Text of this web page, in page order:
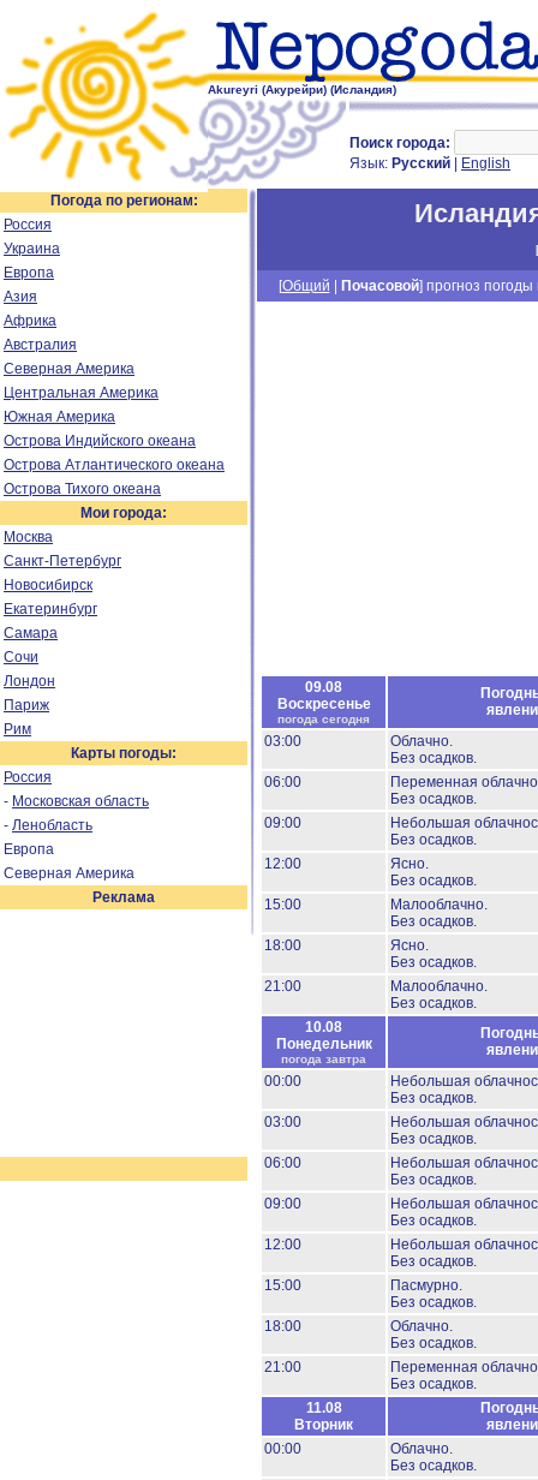
Akureyri (Акурейри) (Исландия)
Поиск города:
Язык: Русский English
Погода по регионам:
Россия
Украина
Европа
Азия
Африка
Австралия
Северная Америка
Центральная Америка
Южная Америка
Острова Индийского океана
Острова Атлантического океана
Острова Тихого океана
Мои города:
Москва
Санкт-Петербург
Новосибирск
Екатеринбург
Самара
Сочи
Лондон
Париж
Рим
Карты погоды:
Россия
- Московская область
- Ленобласть
Европа
Северная Америка
Реклама
[
[Общий Почасовой] прогноз погоды
09.08
Воскресенье
погода сегодня
03:00
Облачно.
Без осадков.
06:00
Переменная
Без осадков.
09:00
Небольшая
Без осадков.
12:00
Ясно.
Без осадков.
15:00
Малооблачно.
Без осадков.
18:00
Ясно.
Без осадков.
21:00
Малооблачно.
Без осадков.
10.08
Понедельник
погода завтра
00:00
Небольшая
Без осадков.
03:00
Небольшая
Без осадков.
06:00
Небольшая
Без осадков.
09:00
Небольшая
Без осадков.
12:00
Небольшая
Без осадков.
15:00
Пасмурно.
Без осадков.
18:00
Облачно.
Без осадков.
21:00
Переменная
Без осадков.
11.08
Вторник
00:00
Облачно.
Без осадков.